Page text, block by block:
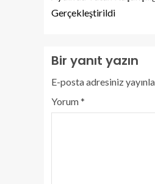
Gerçekleştirildi
Bir yanıt yazın
E-posta adresiniz
Yorum*